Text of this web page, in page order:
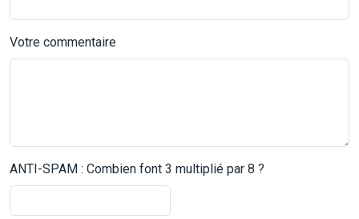
Votre commentaire
ANTI-SPAM : Combien font 3 multiplié par 8 ?